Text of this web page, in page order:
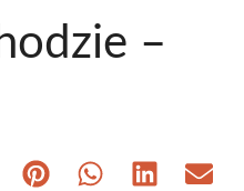
–
Share Share Share Share